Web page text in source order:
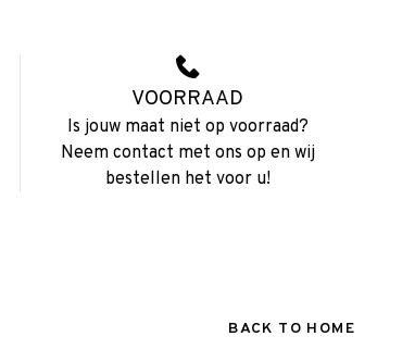
VOORRAAD
Is jouw maat niet op voorraad?
Neem contact met ons op en wij
bestellen het voor u!
BACK TO HOME